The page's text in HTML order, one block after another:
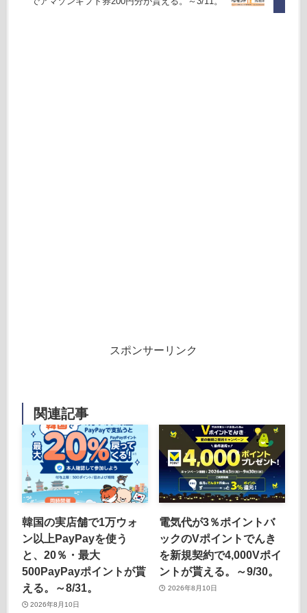
スポンサーリンク
関連記事
韓国の実店舗で1万ウォ
ン以上PayPayを使う
と、20％・最大
500PayPayポイントが貰
える。～8/31。
2026年8月10日
電気代が3％ポイントバ
ックのVポイントでんき
を新規契約で4,000Vポイ
ントが貰える。～9/30。
2026年8月10日